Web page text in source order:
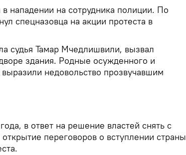
нападении на сотрудника полиции. По
спецназовца на акции протеста в
судья Тамар Мчедлишвили, вызвал
здания. Родные осужденного и
недовольство прозвучавшим
в ответ на решение властей снять с
переговоров о вступлении страны